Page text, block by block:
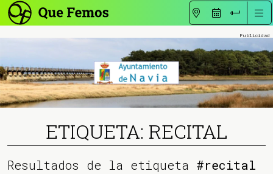
ETIQUETA: RECITAL
Resultados de la etiqueta #recital